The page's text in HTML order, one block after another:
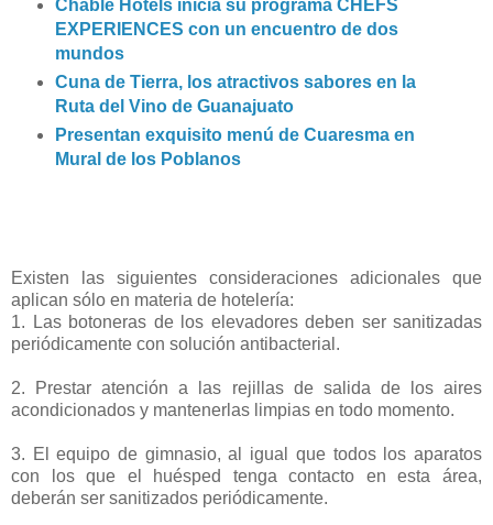
Chablé Hotels inicia su programa CHEFS
EXPERIENCES con un encuentro de dos
mundos
Cuna de Tierra, los atractivos sabores en la
Ruta del Vino de Guanajuato
Presentan exquisito menú de Cuaresma en
Mural de los Poblanos
Existen las siguientes consideraciones adicionales que
aplican sólo en materia de hotelería:
1. Las botoneras de los elevadores deben ser sanitizadas
periódicamente con solución antibacterial.
2. Prestar atención a las rejillas de salida de los aires
acondicionados y mantenerlas limpias en todo momento.
3. El equipo de gimnasio, al igual que todos los aparatos
con los que el huésped tenga contacto en esta área,
deberán ser sanitizados periódicamente.